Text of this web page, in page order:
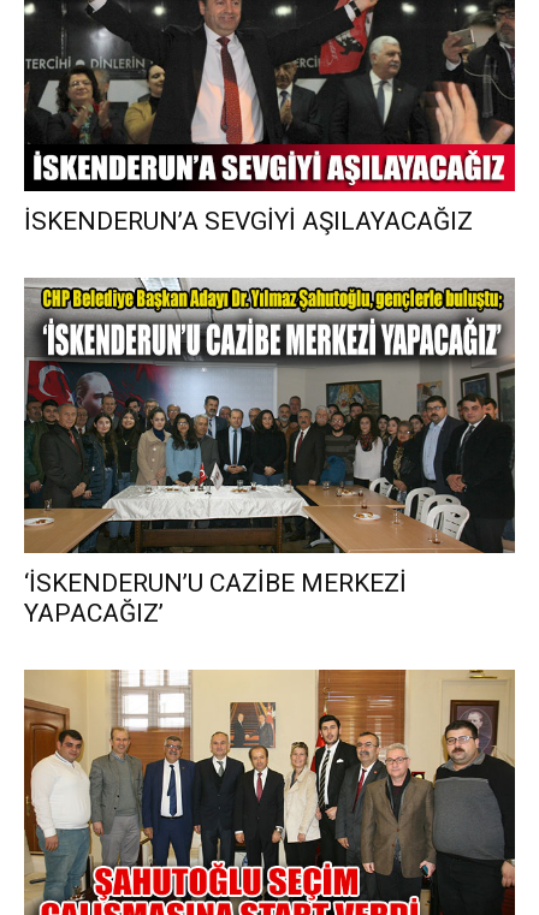
İSKENDERUN’A SEVGİYİ AŞILAYACAĞIZ
‘İSKENDERUN’U CAZİBE MERKEZİ
YAPACAĞIZ’